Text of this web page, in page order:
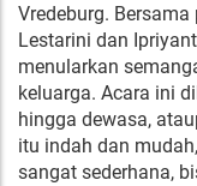
Vredeburg.
Lestarini dan
menularkan
keluarga. Acara ini
hingga dewasa,
itu indah dan
sangat sederhana,